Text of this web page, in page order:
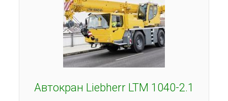
Автокран Liebherr LTM 1040-2.1